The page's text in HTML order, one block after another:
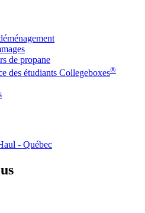
de propane
des étudiants Collegeboxes®
- Québec